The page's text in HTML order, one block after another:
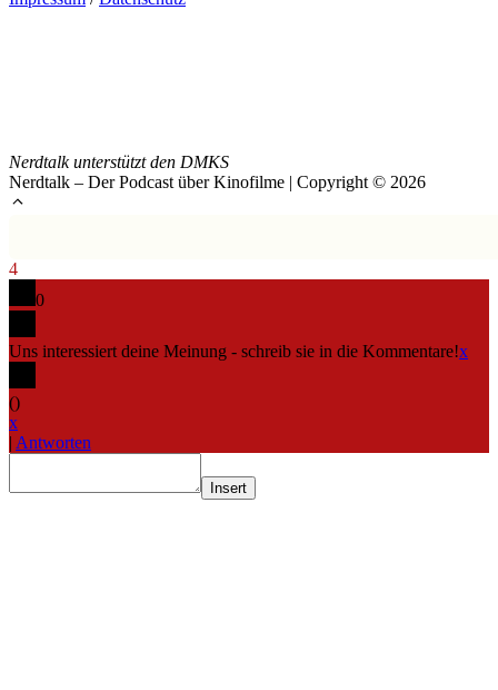
Nerdtalk unterstützt den DMKS
Nerdtalk – Der Podcast über Kinofilme | Copyright © 2026
4
0
Uns interessiert deine Meinung - schreib sie in die Kommentare!x
()
x
| Antworten
Insert